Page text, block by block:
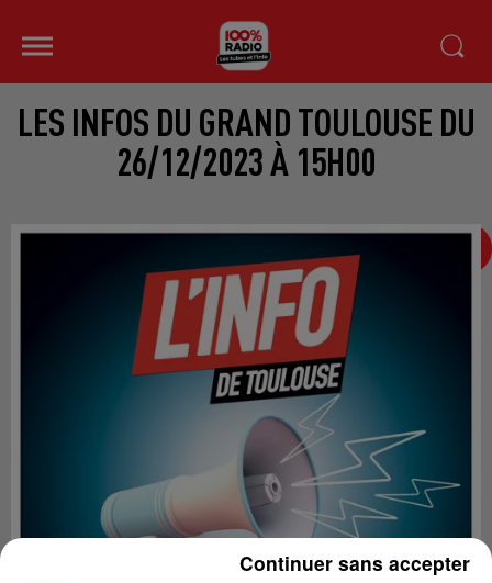
LES INFOS DU GRAND TOULOUSE DU
26/12/2023 À 15H00
Continuer sans accepter